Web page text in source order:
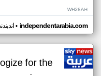
WH28AH
• independentarabia.com
for the